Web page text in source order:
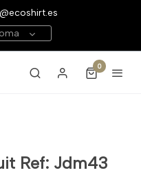
0
Ref: Jdm43